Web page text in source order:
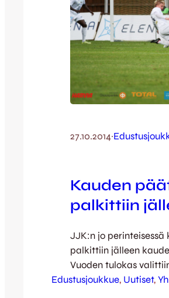
27.10.2014·
Kauden
palkittiin
JJK:n jo
palkittiin jälleen
Vuoden tulokas
äänestyksellä, jossa
Edustusjoukkue, Uutiset,